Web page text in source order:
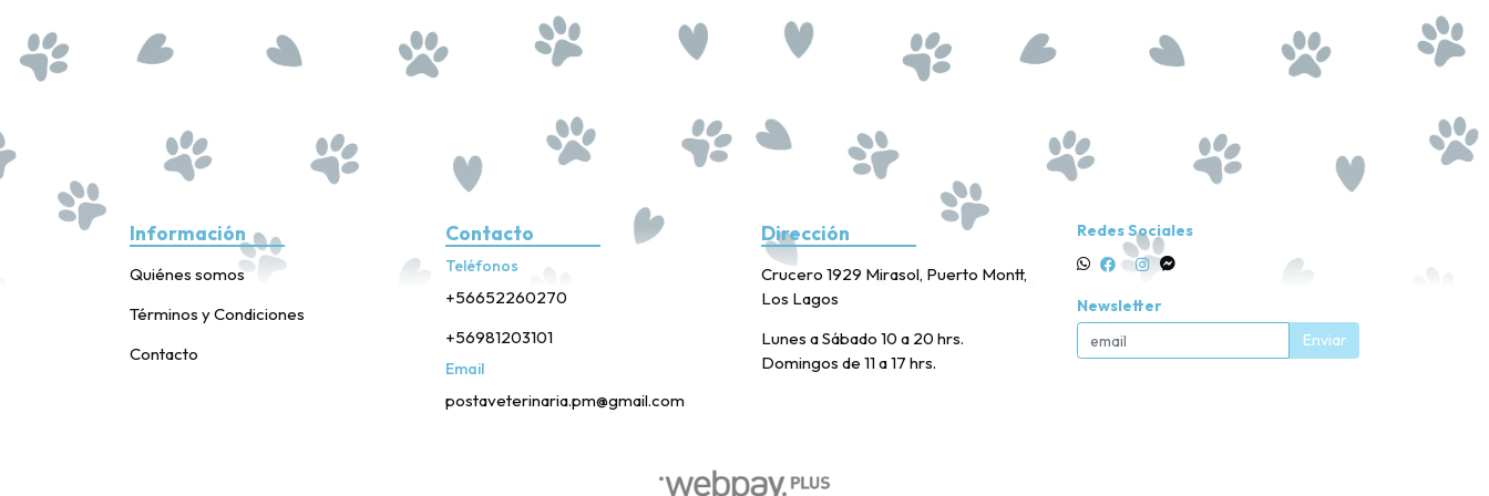
Información
Quiénes somos
Términos y Condiciones
Contacto
Contacto
Teléfonos
+56652260270
+56981203101
Email
postaveterinaria.pm@gmail.com
Dirección
Crucero 1929 Mirasol, Puerto Montt,
Los Lagos
Lunes a Sábado 10 a 20 hrs.
Domingos de 11 a 17 hrs.
Redes Sociales
Newsletter
Enviar